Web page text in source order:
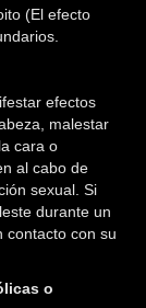
(El efecto
efectos
malestar
cara o
al cabo de
sexual. Si
durante un
contacto con su
o